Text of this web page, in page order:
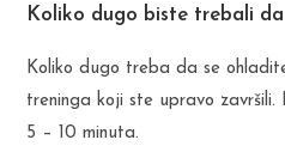
Koliko dugo biste trebali
Koliko dugo treba da se
treninga koji ste upravo
5 – 10 minuta.